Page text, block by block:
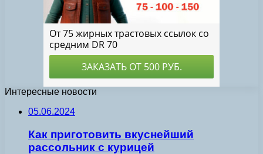
Интересные новости
05.06.2024
Как приготовить вкуснейший
рассольник с курицей